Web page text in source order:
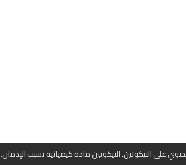
على النيكوتين. النيكوتين مادة كيميائية تسبب الإدمان.